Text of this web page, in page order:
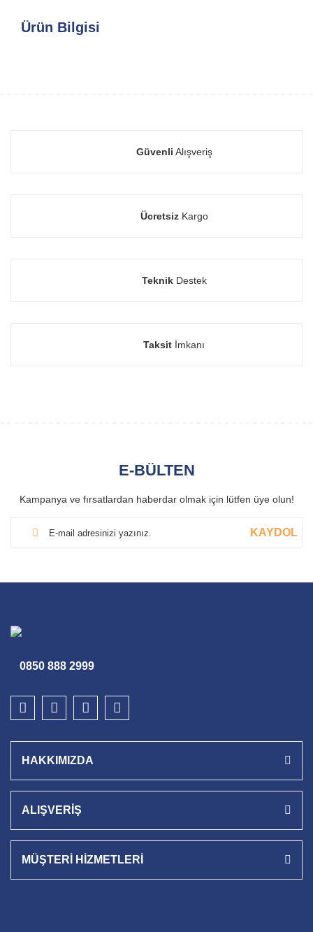
Ürün Bilgisi
Güvenli Alışveriş
ÜcretsizKargo
TeknikDestek
Taksit İmkanı
E-BÜLTEN
Kampanya ve fırsatlardan haberdar olmak için lütfen üye olun!
KAYDOL
0850 888 2999
HAKKIMIZDA
ALIŞVERİŞ
MÜŞTERİ HİZMETLERİ